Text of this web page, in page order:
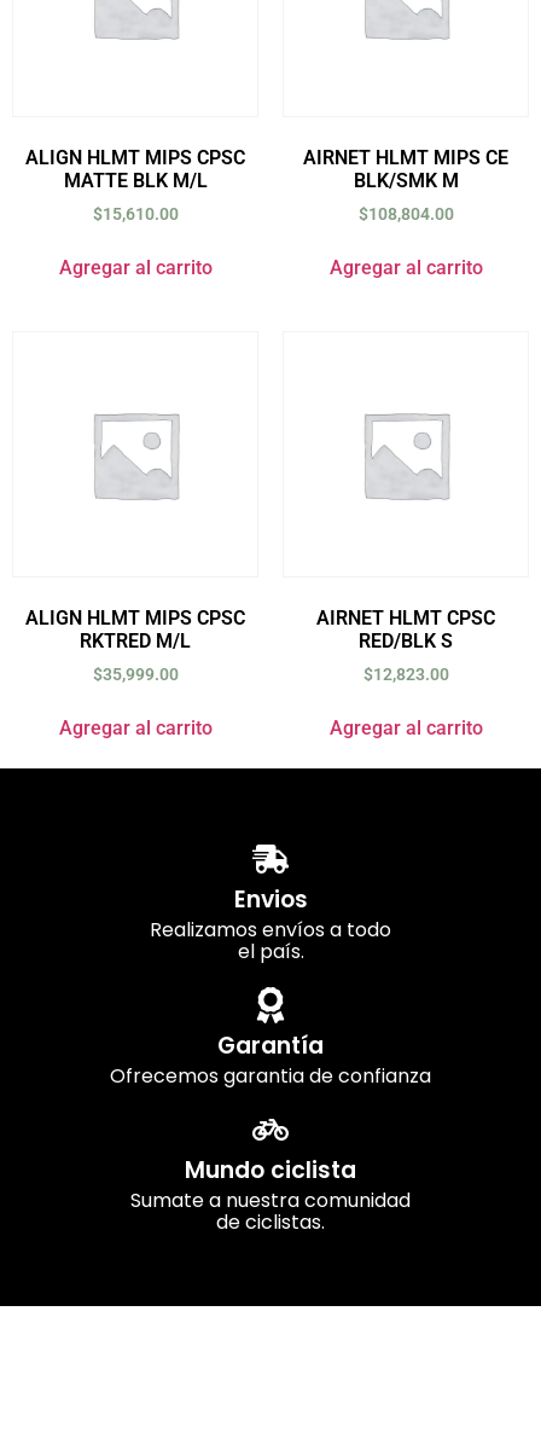
ALIGN HLMT MIPS CPSC
MATTE BLK M/L
$15,610.00
Agregar al carrito
AIRNET HLMT MIPS CE
BLK/SMK M
$108,804.00
Agregar al carrito
ALIGN HLMT MIPS CPSC
RKTRED M/L
$35,999.00
Agregar al carrito
AIRNET HLMT CPSC
RED/BLK S
$12,823.00
Agregar al carrito
Envios
Realizamos envíos a todo
el país.
Garantía
Ofrecemos garantia de confianza
Mundo ciclista
Sumate a nuestra comunidad
de ciclistas.